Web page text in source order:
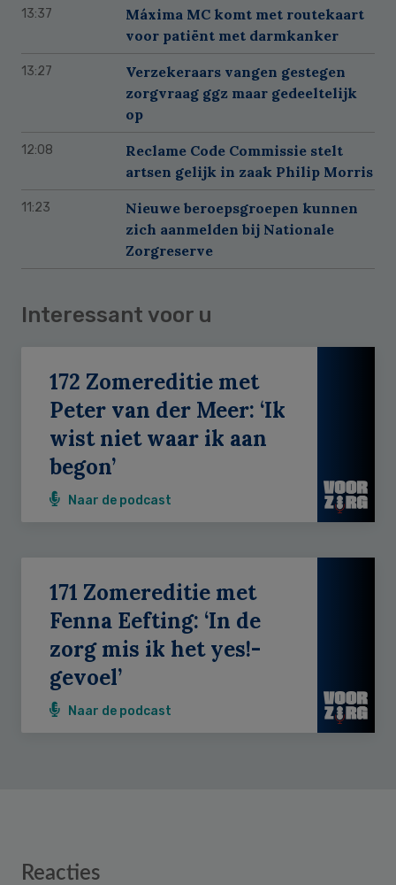
13:37
Máxima MC komt met routekaart
voor patiënt met darmkanker
13:27
Verzekeraars vangen gestegen
zorgvraag ggz maar gedeeltelijk
op
12:08
Reclame Code Commissie stelt
artsen gelijk in zaak Philip Morris
11:23
Nieuwe beroepsgroepen kunnen
zich aanmelden bij Nationale
Zorgreserve
Interessant voor u
172 Zomereditie met
Peter van der Meer: ‘Ik
wist niet waar ik aan
begon’
Naar de podcast
171 Zomereditie met
Fenna Eefting: ‘In de
zorg mis ik het yes!-
gevoel’
Naar de podcast
Reader
Reacties